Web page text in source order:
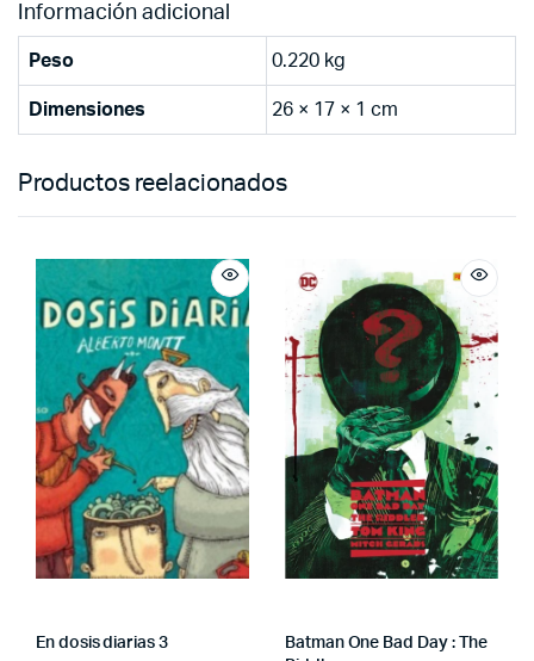
Información adicional
Peso 0.220 kg
Dimensiones 26 × 17 × 1 cm
Productos reelacionados
En dosis diarias 3
Batman One Bad Day : The